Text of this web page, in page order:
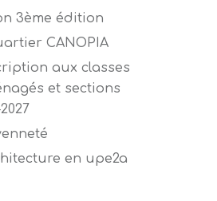
3ème édition
CANOPIA
aux classes
et sections
en upe2a